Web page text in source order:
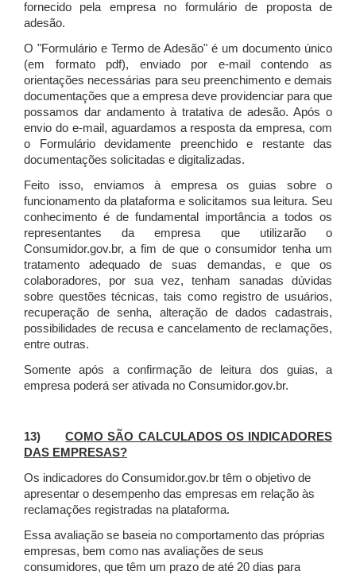
fornecido pela empresa no formulário de proposta de
adesão.
O "Formulário e Termo de Adesão" é um documento único
(em formato pdf), enviado por e-mail contendo as
orientações necessárias para seu preenchimento e demais
documentações que a empresa deve providenciar para que
possamos dar andamento à tratativa de adesão. Após o
envio do e-mail, aguardamos a resposta da empresa, com
o Formulário devidamente preenchido e restante das
documentações solicitadas e digitalizadas.
Feito isso, enviamos à empresa os guias sobre o
funcionamento da plataforma e solicitamos sua leitura. Seu
conhecimento é de fundamental importância a todos os
representantes da empresa que utilizarão o
Consumidor.gov.br, a fim de que o consumidor tenha um
tratamento adequado de suas demandas, e que os
colaboradores, por sua vez, tenham sanadas dúvidas
sobre questões técnicas, tais como registro de usuários,
recuperação de senha, alteração de dados cadastrais,
possibilidades de recusa e cancelamento de reclamações,
entre outras.
Somente após a confirmação de leitura dos guias, a
empresa poderá ser ativada no Consumidor.gov.br.
13)COMO SÃO CALCULADOS OS INDICADORES
DAS EMPRESAS?
Os indicadores do Consumidor.gov.br têm o objetivo de
apresentar o desempenho das empresas em relação às
reclamações registradas na plataforma.
Essa avaliação se baseia no comportamento das próprias
empresas, bem como nas avaliações de seus
consumidores, que têm um prazo de até 20 dias para